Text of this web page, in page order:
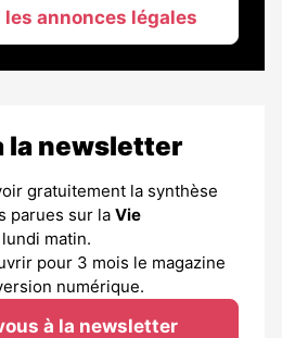
annonces légales
la newsletter
gratuitement la synthèse
parues sur la Vie
matin.
pour 3 mois le magazine
numérique.
à la newsletter